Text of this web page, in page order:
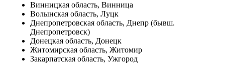
Винницкая область, Винница
Волынская область, Луцк
Днепропетровская область, Днепр (бывш.
Днепропетровск)
Донецкая область, Донецк
Житомирская область, Житомир
Закарпатская область, Ужгород